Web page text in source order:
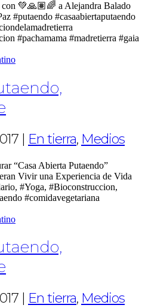
con 💚🙏🏽🌈 a Alejandra Balado
#putaendo #casaabiertaputaendo
#pachamama #madretierra #gaia
| En tierra, Medios
“Casa Abierta Putaendo”
Vivir una Experiencia de Vida
#Yoga, #Bioconstruccion,
#comidavegetariana
En tierra, Medios